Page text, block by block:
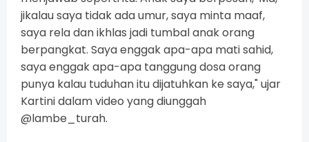
jikalau saya tidak ada umur, saya minta maaf,
saya rela dan ikhlas jadi tumbal anak orang
berpangkat. Saya enggak apa-apa mati sahid,
saya enggak apa-apa tanggung dosa orang
punya kalau tuduhan itu dijatuhkan ke saya," ujar
Kartini dalam video yang diunggah
@lambe_turah.